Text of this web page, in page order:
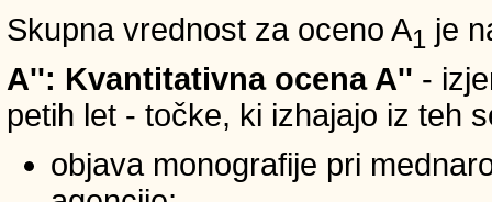
Skupna vrednost za oceno A1 je
A'': Kvantitativna ocena A'' -
petih let - točke, ki izhajajo iz teh
objava monografije pri